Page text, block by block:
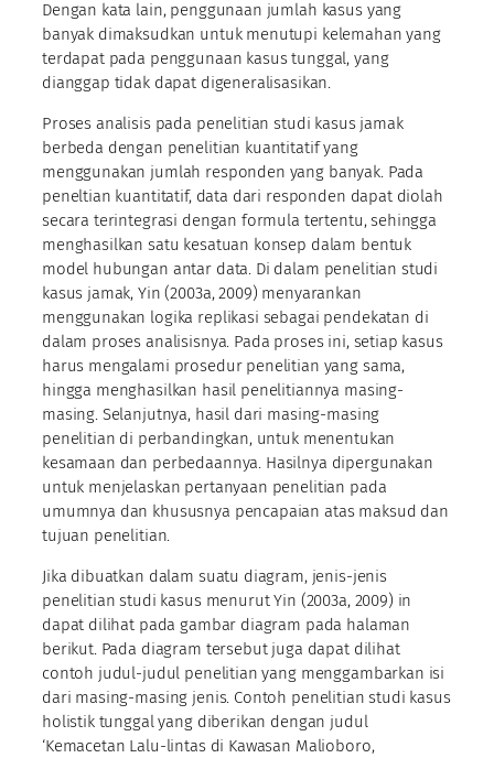
Dengan kata lain, penggunaan jumlah kasus yang
banyak dimaksudkan untuk menutupi kelemahan yang
terdapat pada penggunaan kasus tunggal, yang
dianggap tidak dapat digeneralisasikan.
Proses analisis pada penelitian studi kasus jamak
berbeda dengan penelitian kuantitatif yang
menggunakan jumlah responden yang banyak. Pada
peneltian kuantitatif, data dari responden dapat diolah
secara terintegrasi dengan formula tertentu, sehingga
menghasilkan satu kesatuan konsep dalam bentuk
model hubungan antar data. Di dalam penelitian studi
kasus jamak, Yin (2003a, 2009) menyarankan
menggunakan logika replikasi sebagai pendekatan di
dalam proses analisisnya. Pada proses ini, setiap kasus
harus mengalami prosedur penelitian yang sama,
hingga menghasilkan hasil penelitiannya masing-
masing. Selanjutnya, hasil dari masing-masing
penelitian di perbandingkan, untuk menentukan
kesamaan dan perbedaannya. Hasilnya dipergunakan
untuk menjelaskan pertanyaan penelitian pada
umumnya dan khususnya pencapaian atas maksud dan
tujuan penelitian.
Jika dibuatkan dalam suatu diagram, jenis-jenis
penelitian studi kasus menurut Yin (2003a, 2009) in
dapat dilihat pada gambar diagram pada halaman
berikut. Pada diagram tersebut juga dapat dilihat
contoh judul-judul penelitian yang menggambarkan isi
dari masing-masing jenis. Contoh penelitian studi kasus
holistik tunggal yang diberikan dengan judul
‘Kemacetan Lalu-lintas di Kawasan Malioboro,